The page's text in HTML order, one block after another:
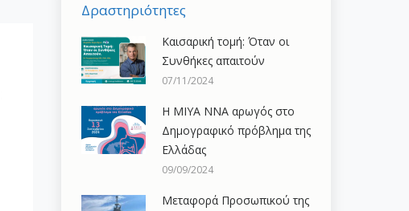
Δραστηριότητες
Καισαρική τομή: Όταν οι
Συνθήκες απαιτούν
07/11/2024
H ΜΙΥΑ ΝΝΑ αρωγός στο
Δημογραφικό πρόβλημα της
Ελλάδας
09/09/2024
Μεταφορά Προσωπικού της